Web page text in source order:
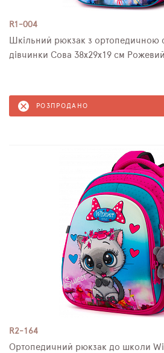
R1-004
Шкільний рюкзак з ортопедичною
дівчинки Сова 38х29х19 см
РОЗПРОДАНО
R2-164
Ортопедичний рюкзак до школи Winner для